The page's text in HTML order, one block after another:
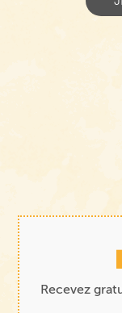
Recevez